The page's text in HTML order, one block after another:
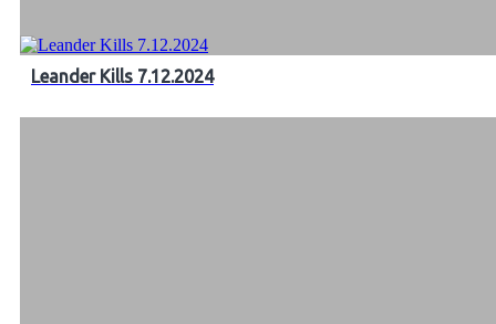
Leander Kills 7.12.2024